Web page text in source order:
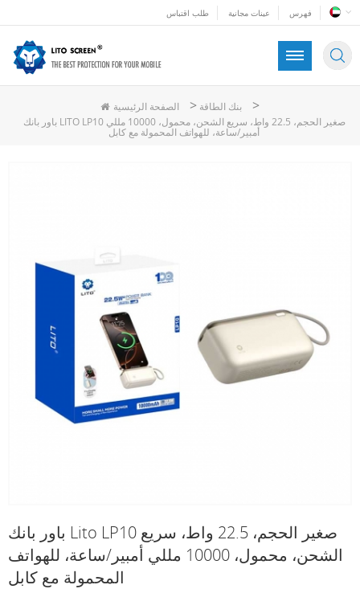
طلب اقتباس عينات مجانية فهرس
الصفحة الرئيسية > بنك الطاقة >
باور بانك LITO LP10 صغير الحجم، 22.5 واط، سريع الشحن، محمول، 10000 مللي
أمبير/ساعة، للهواتف المحمولة مع كابل
باور بانك Lito LP10 صغير الحجم، 22.5 واط، سريع
الشحن، محمول، 10000 مللي أمبير/ساعة، للهواتف
المحمولة مع كابل